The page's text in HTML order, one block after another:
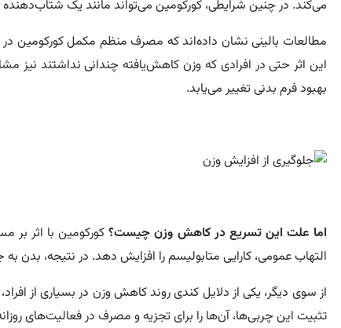
می‌کند. در چنین شرایطی، کورکومین می‌تواند مانند یک
بهبود فرم بدنی تغییر می‌یابد.
اما علت این تسریع در کاهش وزن چیست؟کورکومین با اثر بر
التهاب عمومی، کارایی متابولیسم را افزایش دهد. در نتیجه، بدن
از سوی دیگر، یکی از دلایل کندی روند کاهش وزن در بسیاری از
تثبیت این چربی‌ها، آن‌ها را برای تجزیه و مصرف در فعالیت‌های